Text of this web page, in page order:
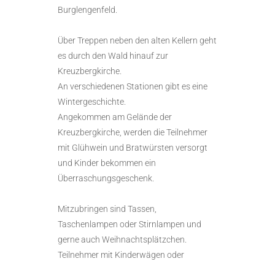
Burglengenfeld.
Über Treppen neben den alten Kellern geht
es durch den Wald hinauf zur
Kreuzbergkirche.
An verschiedenen Stationen gibt es eine
Wintergeschichte.
Angekommen am Gelände der
Kreuzbergkirche, werden die Teilnehmer
mit Glühwein und Bratwürsten versorgt
und Kinder bekommen ein
Überraschungsgeschenk.
Mitzubringen sind Tassen,
Taschenlampen oder Stirnlampen und
gerne auch Weihnachtsplätzchen.
Teilnehmer mit Kinderwägen oder